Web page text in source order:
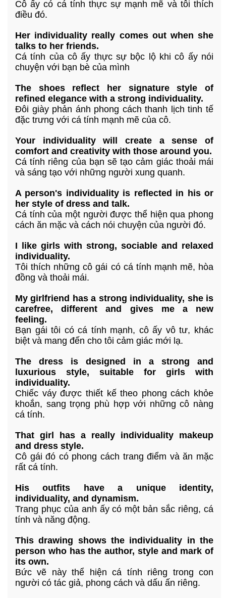
Cô ấy có cá tính thực sự mạnh mẽ và tôi thích
điều đó.
Her individuality really comes out when she
talks to her friends.
Cá tính của cô ấy thực sự bộc lộ khi cô ấy nói
chuyện với bạn bè của mình
The shoes reflect her signature style of
refined elegance with a strong individuality.
Đôi giày phản ánh phong cách thanh lịch tinh tế
đặc trưng với cá tính mạnh mẽ của cô.
Your individuality will create a sense of
comfort and creativity with those around you.
Cá tính riêng của bạn sẽ tạo cảm giác thoải mái
và sáng tạo với những người xung quanh.
A person's individuality is reflected in his or
her style of dress and talk.
Cá tính của một người được thể hiện qua phong
cách ăn mặc và cách nói chuyện của người đó.
I like girls with strong, sociable and relaxed
individuality.
Tôi thích những cô gái có cá tính mạnh mẽ, hòa
đồng và thoải mái.
My girlfriend has a strong individuality, she is
carefree, different and gives me a new
feeling.
Bạn gái tôi có cá tính mạnh, cô ấy vô tư, khác
biệt và mang đến cho tôi cảm giác mới lạ.
The dress is designed in a strong and
luxurious style, suitable for girls with
individuality.
Chiếc váy được thiết kế theo phong cách khỏe
khoắn, sang trọng phù hợp với những cô nàng
cá tính.
That girl has a really individuality makeup
and dress style.
Cô gái đó có phong cách trang điểm và ăn mặc
rất cá tính.
His outfits have a unique identity,
individuality, and dynamism.
Trang phục của anh ấy có một bản sắc riêng, cá
tính và năng động.
This drawing shows the individuality in the
person who has the author, style and mark of
its own.
Bức vẽ này thể hiện cá tính riêng trong con
người có tác giả, phong cách và dấu ấn riêng.